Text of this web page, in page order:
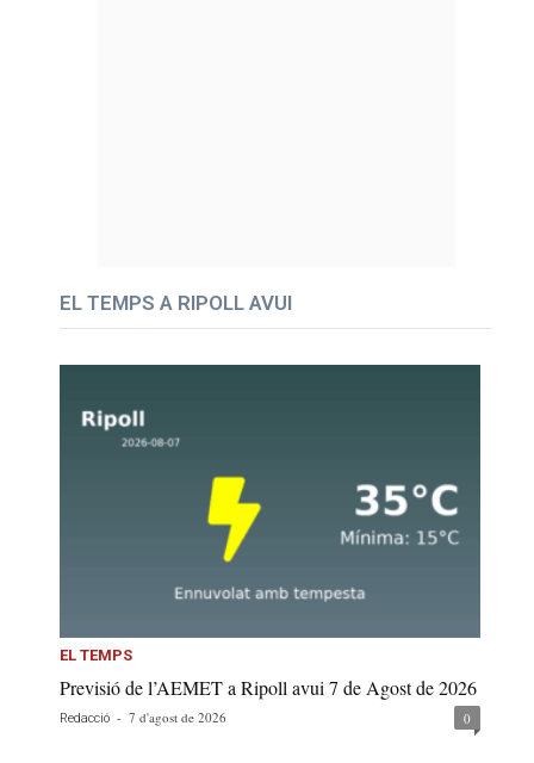
EL TEMPS A RIPOLL AVUI
EL TEMPS
Previsió de l’AEMET a Ripoll avui 7 de Agost de 2026
Redacció - 7 d'agost de 2026 0